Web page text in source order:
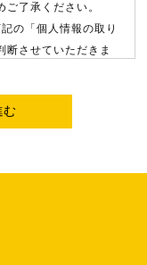
了承ください。
の「個人情報の取り
断させていただきま
をその他の目的でご
客様の個人情報の保